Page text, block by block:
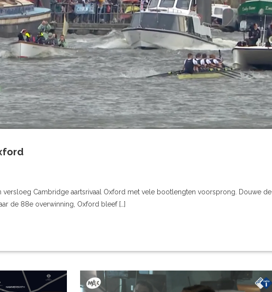
Cambridge aartsrivaal Oxford met vele bootlengten voorsprong. Douwe de
de 88e overwinning, Oxford bleef […]